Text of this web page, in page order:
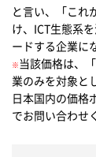
と言い、「これ
け、ICT生態系
ードする企業に
※ 当該価格は、
業のみを対象と
日本国内の価格
でお問い合わせ